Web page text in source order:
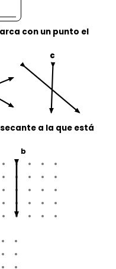
con un punto el
c
secante a la que está
b